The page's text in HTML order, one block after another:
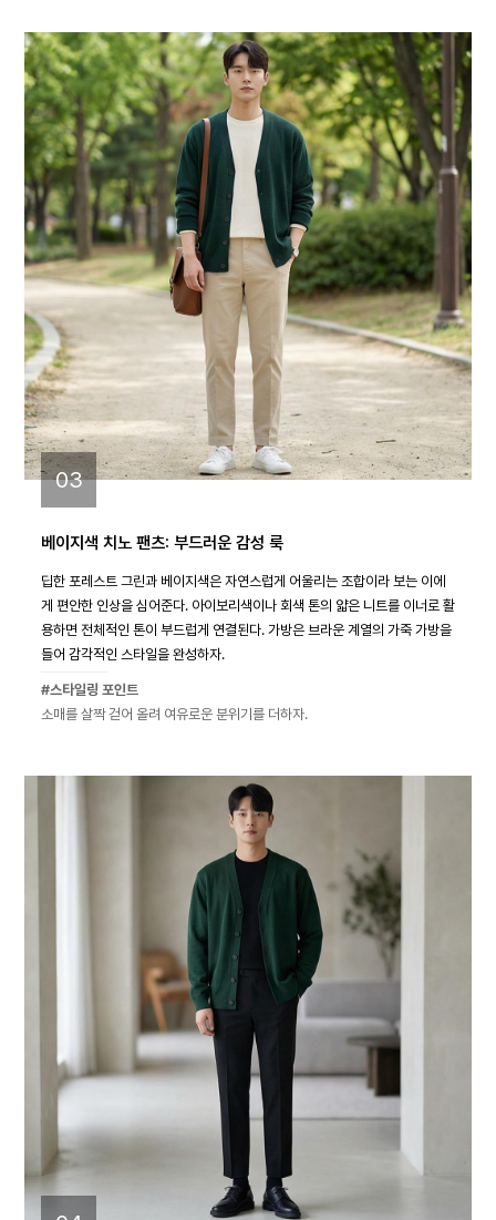
03
베이지색 치노 팬츠: 부드러운 감성 룩
딥한 포레스트 그린과 베이지색은 자연스럽게 어울리는 조합이라 보는 이에
게 편안한 인상을 심어준다. 아이보리색이나 회색 톤의 얇은 니트를 이너로 활
용하면 전체적인 톤이 부드럽게 연결된다. 가방은 브라운 계열의 가죽 가방을
들어 감각적인 스타일을 완성하자.
#스타일링 포인트
소매를 살짝 걷어 올려 여유로운 분위기를 더하자.